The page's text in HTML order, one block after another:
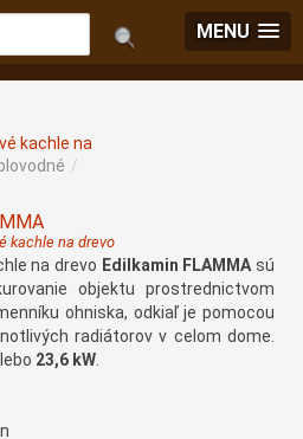
MENU
kachle na
/
kachle na drevo
na drevo Edilkamin FLAMMAsú
objektu prostrednictvom
ohniska, odkiaľ je pomocou
radiátorov v celom dome.
23,6 kW.